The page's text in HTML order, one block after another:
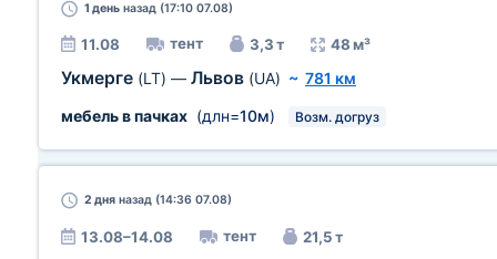
1 день назад (17:10 07.08)
11.08 тент 3,3 т 48 м³
Укмерге (LT) — Львов (UA) ~ 781 км
мебель в пачках (длн=10м) Возм. догруз
2 дня назад (14:36 07.08)
13.08–14.08 тент 21,5 т